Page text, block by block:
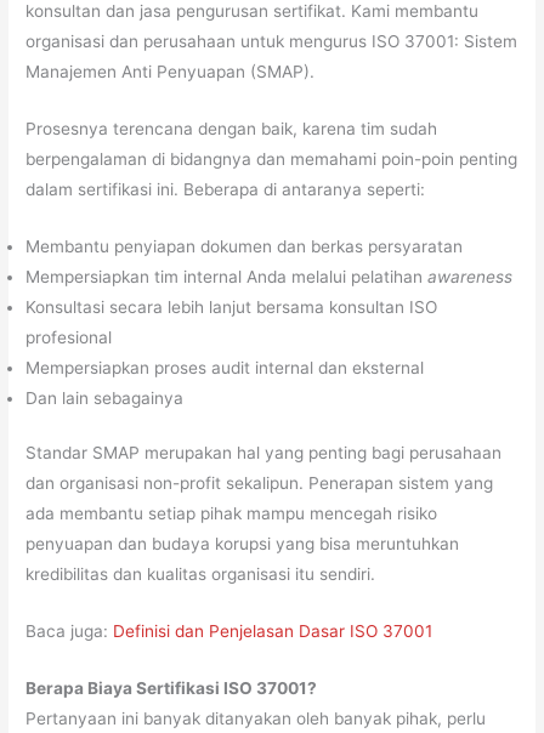
konsultan dan jasa pengurusan sertifikat. Kami membantu
organisasi dan perusahaan untuk mengurus ISO 37001: Sistem
Manajemen Anti Penyuapan (SMAP).
Prosesnya terencana dengan baik, karena tim sudah
berpengalaman di bidangnya dan memahami poin-poin penting
dalam sertifikasi ini. Beberapa di antaranya seperti:
Membantu penyiapan dokumen dan berkas persyaratan
Mempersiapkan tim internal Anda melalui pelatihanawareness
Konsultasi secara lebih lanjut bersama konsultan ISO
profesional
Mempersiapkan proses audit internal dan eksternal
Dan lain sebagainya
Standar SMAP merupakan hal yang penting bagi perusahaan
dan organisasi non-profit sekalipun. Penerapan sistem yang
ada membantu setiap pihak mampu mencegah risiko
penyuapan dan budaya korupsi yang bisa meruntuhkan
kredibilitas dan kualitas organisasi itu sendiri.
Baca juga: Definisi dan Penjelasan Dasar ISO 37001
Berapa Biaya Sertifikasi ISO 37001?
Pertanyaan ini banyak ditanyakan oleh banyak pihak, perlu